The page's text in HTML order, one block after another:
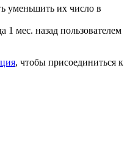
уменьшить их число в
1 мес. назад пользователем
, чтобы присоединиться к